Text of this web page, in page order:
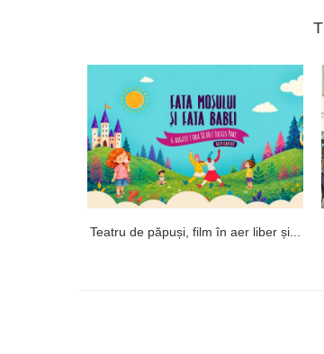
Teatru de păpuși, film în aer liber și...